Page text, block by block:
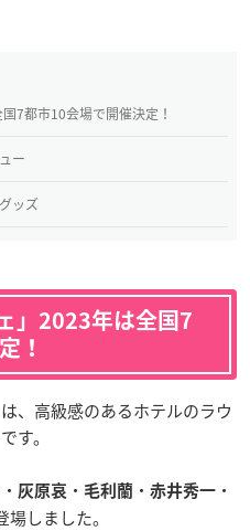
7都市10会場で開催決定！
ー
ッズ
」2023年は全国7
！
は、高級感のあるホテルのラウ
す。
・ 灰原哀 ・ 毛利蘭 ・ 赤井秀一 ・
場しました。